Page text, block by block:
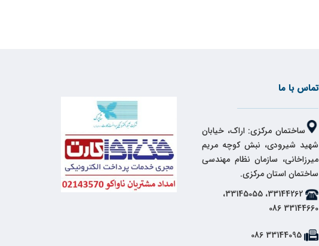
تماس با ما
ساختمان مرکزی: اراک، خیابان
شهید شیرودی، نبش کوچه مریم
میرزاخانی، سازمان نظام مهندسی
ساختمان استان مرکزی.
33144262، 33145055،
33144660 086
33144095 086